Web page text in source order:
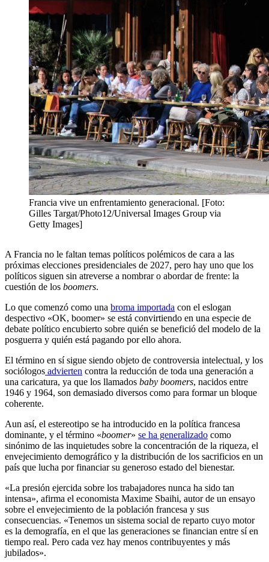
Francia vive un enfrentamiento generacional. [Foto:
Gilles Targat/Photo12/Universal Images Group via
Getty Images]
A Francia no le faltan temas políticos polémicos de cara a las
próximas elecciones presidenciales de 2027, pero hay uno que los
políticos siguen sin atreverse a nombrar o abordar de frente: la
cuestión de los boomers.
Lo que comenzó como una broma importada con el eslogan
despectivo «OK, boomer» se está convirtiendo en una especie de
debate político encubierto sobre quién se benefició del modelo de la
posguerra y quién está pagando por ello ahora.
El término en sí sigue siendo objeto de controversia intelectual, y los
sociólogos advierten contra la reducción de toda una generación a
una caricatura, ya que los llamados baby boomers, nacidos entre
1946 y 1964, son demasiado diversos como para formar un bloque
coherente.
Aun así, el estereotipo se ha introducido en la política francesa
dominante, y el término «boomer» se ha generalizado como
sinónimo de las inquietudes sobre la concentración de la riqueza, el
envejecimiento demográfico y la distribución de los sacrificios en un
país que lucha por financiar su generoso estado del bienestar.
«La presión ejercida sobre los trabajadores nunca ha sido tan
intensa», afirma el economista Maxime Sbaihi, autor de un ensayo
sobre el envejecimiento de la población francesa y sus
consecuencias. «Tenemos un sistema social de reparto cuyo motor
es la demografía, en el que las generaciones se financian entre sí en
tiempo real. Pero cada vez hay menos contribuyentes y más
jubilados».